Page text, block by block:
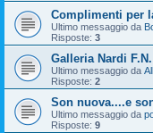
Complimenti per
Ultimo messaggio da
Risposte: 3
Galleria Nardi
Ultimo messaggio da
Risposte: 2
Son nuova....e
Ultimo messaggio da
Risposte: 9